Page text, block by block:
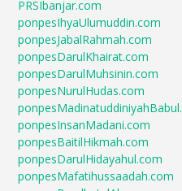
PRSIbanjar.com
ponpesIhyaUlumuddin.com
ponpesJabalRahmah.com
ponpesDarulKhairat.com
ponpesDarulMuhsinin.com
ponpesNurulHudas.com
ponpesInsanMadani.com
ponpesBaitilHikmah.com
ponpesDarulHidayahul.com
ponpesMafatihussaadah.com